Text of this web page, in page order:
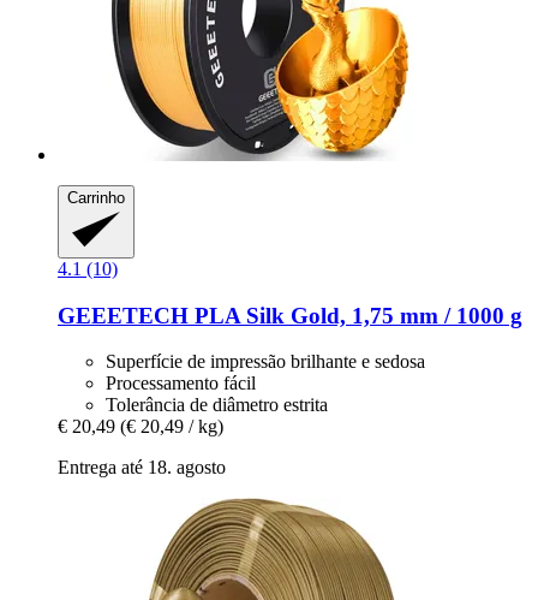
Carrinho
4.1 (10)
GEEETECH PLA Silk Gold, 1,75 mm / 1000 g
Superfície de impressão brilhante e sedosa
Processamento fácil
Tolerância de diâmetro estrita
€ 20,49 (€ 20,49 / kg)
Entrega até 18. agosto